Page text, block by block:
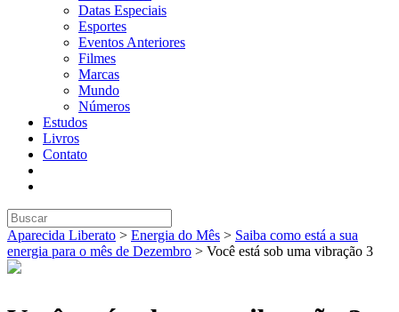
Datas Especiais
Esportes
Eventos Anteriores
Filmes
Marcas
Mundo
Números
Estudos
Livros
Contato
Aparecida Liberato > Energia do Mês > Saiba como está a sua
energia para o mês de Dezembro > Você está sob uma vibração 3